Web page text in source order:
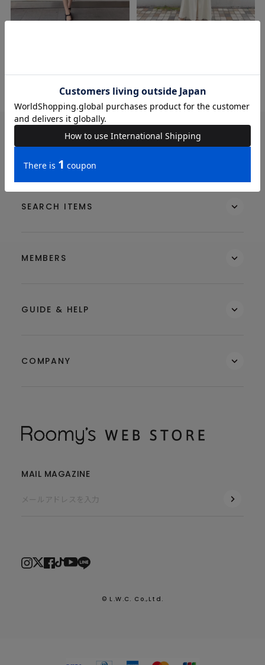
SEARCH ITEMS
MEMBERS
GUIDE & HELP
COMPANY
MAIL MAGAZINE
© L.W.C. Co.,Ltd.